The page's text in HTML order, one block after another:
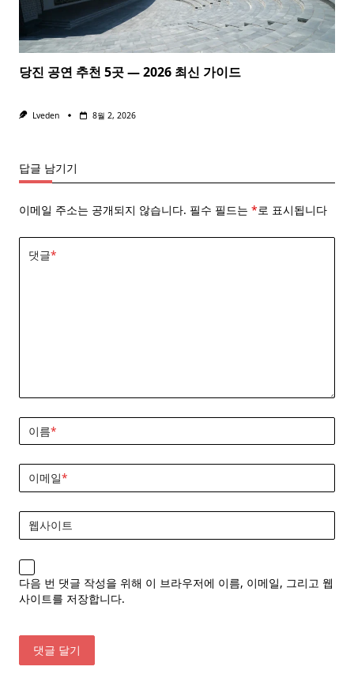
당진 공연 추천 5곳 — 2026 최신 가이드
Lveden 8월 2, 2026
답글 남기기
이메일 주소는 공개되지 않습니다. 필수 필드는 *로 표시됩니다
댓글*
이름*
이메일*
웹사이트
다음 번 댓글 작성을 위해 이 브라우저에 이름, 이메일, 그리고 웹
사이트를 저장합니다.